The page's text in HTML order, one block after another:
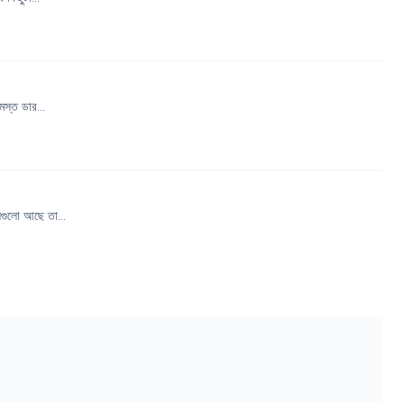
ডার...
আছে তা...